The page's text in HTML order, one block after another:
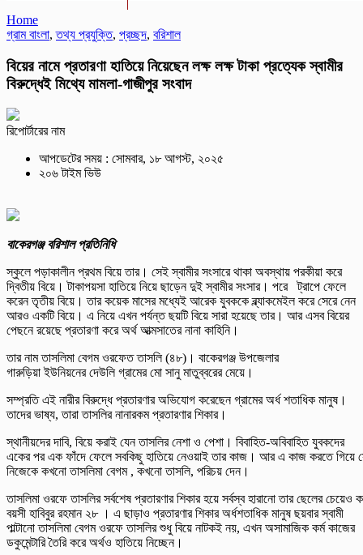
Home
গ্রাম বাংলা,তথ্য প্রযুক্তি, প্রচ্ছদ, বরিশাল
বিয়ের নামে প্রতারণা হাতিয়ে নিয়েছেন লক্ষ লক্ষ টাকা প্রত্যেক স্বামীর
বিরুদ্ধেই মিথ্যে মামলা-গাজীপুর সংবাদ
রিপোর্টারের নাম
আপডেটের সময় : সোমবার, ১৮ আগস্ট, ২০২৫
২০৬ টাইম ভিউ
বাকেরগঞ্জ বরিশাল প্রতিনিধি
স্কুলে পড়াকালীন প্রথম বিয়ে তার। সেই স্বামীর সংসারে থাকা অবস্থায় পরকীয়া করে
দ্বিতীয় বিয়ে। টাকাপয়সা হাতিয়ে নিয়ে ছাড়েন দুই স্বামীর সংসার। পরে ট্রাপে ফেলে
করেন তৃতীয় বিয়ে। তার কয়েক মাসের মধ্যেই আরেক যুবককে ব্ল্যাকমেইল করে সেরে নেন
আরও একটি বিয়ে। এ নিয়ে এখন পর্যন্ত ছয়টি বিয়ে সারা হয়েছে তার। আর এসব বিয়ের
পেছনে রয়েছে প্রতারণা করে অর্থ আত্মসাতের নানা কাহিনি।
তার নাম তাসলিমা বেগম ওরফেত তাসলি (৪৮)। বাকেরগঞ্জ উপজেলার
গারুড়িয়া ইউনিয়নের দেউলি গ্রামের মো সানু মাতুব্বরের মেয়ে।
সম্প্রতি এই নারীর বিরুদ্ধে প্রতারণার অভিযোগ করেছেন গ্রামের অর্ধ শতাধিক মানুষ।
তাদের ভাষ্য, তারা তাসলির নানারকম প্রতারণার শিকার।
স্থানীয়দের দাবি, বিয়ে করাই যেন তাসলির নেশা ও পেশা। বিবাহিত-অবিবাহিত যুবকদের
একের পর এক ফাঁদে ফেলে সবকিছু হাতিয়ে নেওয়াই তার কাজ। আর এ কাজ করতে গিয়ে
নিজেকে কখনো তাসলিমা বেগম , কখনো তাসলি, পরিচয় দেন।
তাসলিমা ওরফে তাসলির সর্বশেষ প্রতারণার শিকার হয়ে সর্বস্ব হারানো তার ছেলের চেয়েও
বয়সী হাবিবুর রহমান ২৮ । এ ছাড়াও প্রতারণার শিকার অর্ধশতাধিক মানুষ ছয়বার স্বামী
পাল্টানো তাসলিমা বেগম ওরফে তাসলির শুধু বিয়ে নাটকই নয়, এখন অসামাজিক কর্ম কাজের
ডকুমেন্টারি তৈরি করে অর্থও হাতিয়ে নিচ্ছেন।